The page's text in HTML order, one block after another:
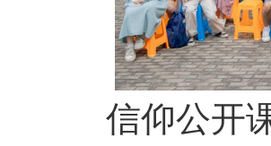
信仰公开